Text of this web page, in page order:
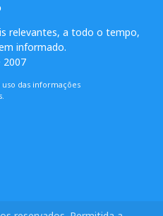
relevantes, a todo o tempo,
informado.
2007
uso das informações